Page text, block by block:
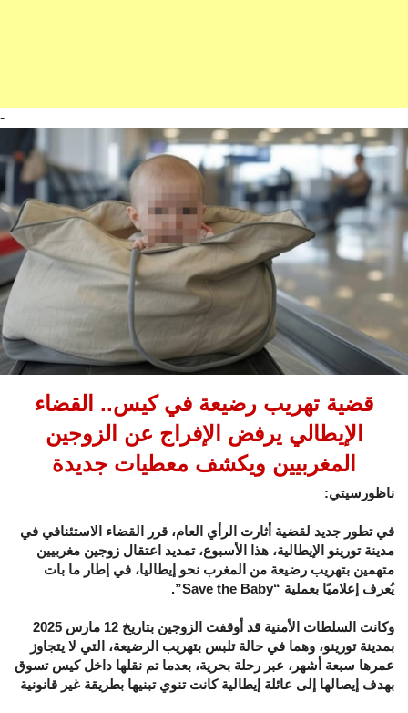
-
قضية تهريب رضيعة في كيس.. القضاء
الإيطالي يرفض الإفراج عن الزوجين
المغربيين ويكشف معطيات جديدة
ناظورسيتي:
في تطور جديد لقضية أثارت الرأي العام، قرر القضاء الاستئنافي في
مدينة تورينو الإيطالية، هذا الأسبوع، تمديد اعتقال زوجين مغربيين
متهمين بتهريب رضيعة من المغرب نحو إيطاليا، في إطار ما بات
يُعرف إعلاميًا بعملية “Save the Baby”.
وكانت السلطات الأمنية قد أوقفت الزوجين بتاريخ 12 مارس 2025
بمدينة تورينو، وهما في حالة تلبس بتهريب الرضيعة، التي لا يتجاوز
عمرها سبعة أشهر، عبر رحلة بحرية، بعدما تم نقلها داخل كيس تسوق
بهدف إيصالها إلى عائلة إيطالية كانت تنوي تبنيها بطريقة غير قانونية